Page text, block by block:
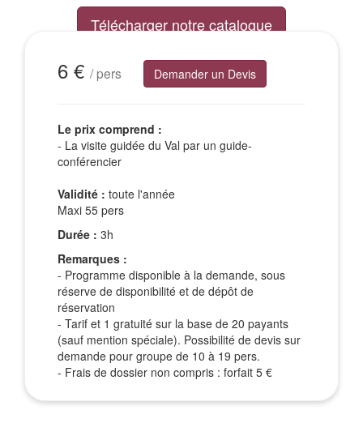
Télécharger notre catalogue
6 € / pers Demander un Devis
Le prix comprend :
- La visite guidée du Val par un guide-
conférencier
Validité : toute l'année
Maxi 55 pers
Durée : 3h
Remarques :
- Programme disponible à la demande, sous
réserve de disponibilité et de dépôt de
réservation
- Tarif et 1 gratuité sur la base de 20 payants
(sauf mention spéciale). Possibilité de devis sur
demande pour groupe de 10 à 19 pers.
- Frais de dossier non compris : forfait 5 €